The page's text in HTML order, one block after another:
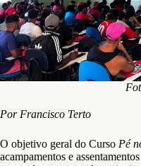
Por Francisco Terto
O objetivo geral do Curso Pé
acampamentos e